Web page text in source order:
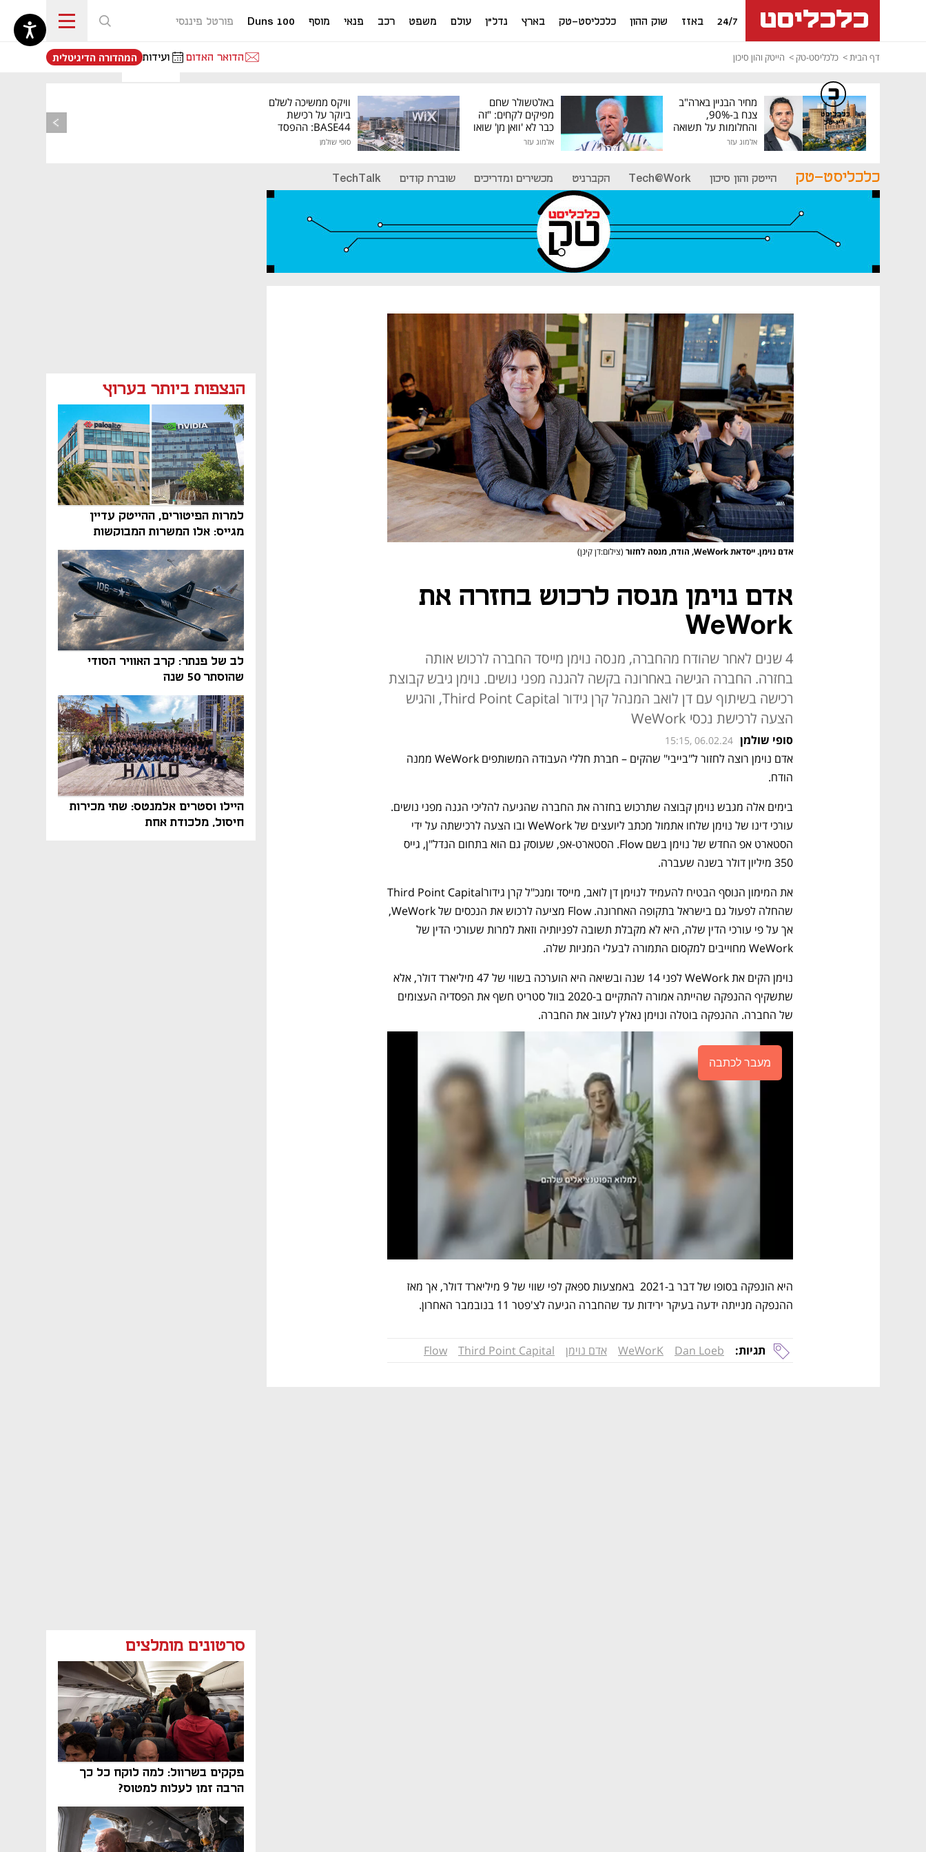
24/7 באזז שוק ההון כלכליסט-טק בארץ נדל"ן עולם משפט רכב פנאי מוסף Duns 100 פורטל פיננסי
דף הבית כלכליסט-טק הייטק והון סיכון הדואר האדום ועידות
נפתח בכרטיסייה חדשה
המהדורה הדיגיטלית
מחיר הבניין בארה"ב
צנח ב-90%,
והחלומות על תשואה
גבוהה התנפצו
אלמוג עזר
באלטשולר שחם
מפיקים לקחים: "זה
כבר לא 'וואן מן' שואו
של גילעד"
אלמוג עזר
וויקס ממשיכה לשלם
ביוקר על רכישת
BASE44: ההפסד
סופי שולמן
כלכליסט-טק הייטק והון סיכון Tech@Work הקברניט מכשירים ומדריכים שוברת קודים TechTalk
הנצפות ביותר בערוץ
למרות הפיטורים, ההייטק עדיין
מגייס: אלו המשרות המבוקשות
והטיפים שיביאו אתכם לשם
לב של פנתר: קרב האוויר הסודי
שהוסתר 50 שנה
היילו וסטרים אלמנטס: שתי מכירות
חיסול, מלכודת אחת
סרטונים מומלצים
פקקים בשרוול: למה לוקח כל כך
הרבה זמן לעלות למטוס?
אדם נוימן. ייסדאת WeWork, הודח, מנסה לחזור (צילום:דן קינן)
כלכליסט
דיגיטל
אדם נוימן מנסה לרכוש בחזרה את
WeWork
4 שנים לאחר שהודח מהחברה, מנסה נוימן מייסד החברה לרכוש אותה
בחזרה. החברה הגישה באחרונה בקשה להגנה מפני נושים. נוימן גיבש קבוצת
רכישה בשיתוף עם דן לואב המנהל קרן גידור Third Point Capital, והגיש
הצעה לרכישת נכסי WeWork
סופי שולמן 15:15, 06.02.24
הודח.
350 מיליון דולר בשנה שעברה.
WeWork מחוייבים למקסום התמורה לבעלי המניות שלה.
של החברה. ההנפקה בוטלה ונוימן נאלץ לעזוב את החברה.
מעבר לכתבה
ההנפקה מנייתה ידעה בעיקר ירידות עד שהחברה הגיעה לצ'פטר 11 בנובמבר האחרון.
תגיות: Dan Loeb
WeWorK אדם נוימן Third Point Capital
Flow